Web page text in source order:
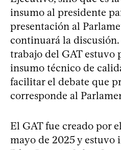
insumo al presidente
presentación al
continuará la discusión.
trabajo del GAT estuvo
insumo técnico de
facilitar el debate que
corresponde al
El GAT fue creado por
mayo de 2025 y estuvo